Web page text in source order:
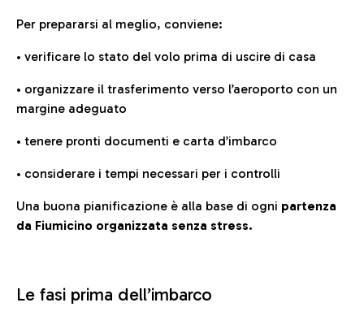
Per prepararsi al meglio, conviene:
• verificare lo stato del volo prima di uscire di casa
• organizzare il trasferimento verso l’aeroporto con un
margine adeguato
• tenere pronti documenti e carta d’imbarco
• considerare i tempi necessari per i controlli
Una buona pianificazione è alla base di ogni partenza
da Fiumicino organizzata senza stress.
Le fasi prima dell’imbarco